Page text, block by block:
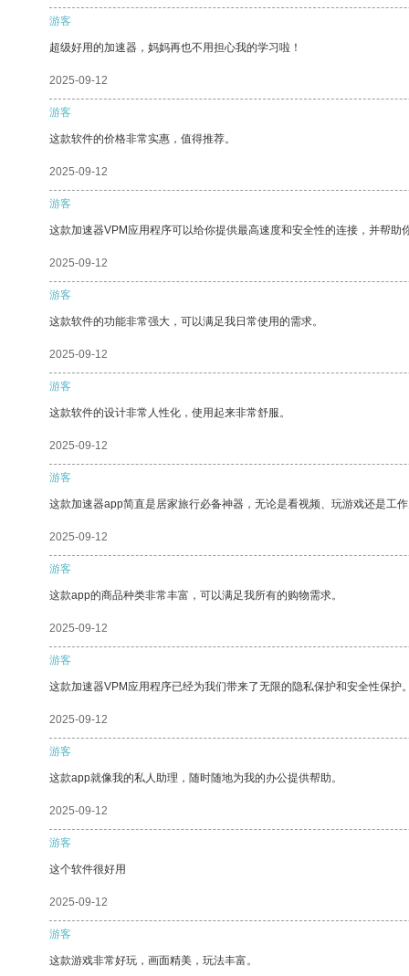
游客
超级好用的加速器，妈妈再也不用担心我的学习啦！
2025-09-12
游客
这款软件的价格非常实惠，值得推荐。
2025-09-12
游客
这款加速器VPM应用程序可以给你提供最高速度和安全性的连接，并帮助
2025-09-12
游客
这款软件的功能非常强大，可以满足我日常使用的需求。
2025-09-12
游客
这款软件的设计非常人性化，使用起来非常舒服。
2025-09-12
游客
这款加速器app简直是居家旅行必备神器，无论是看视频、玩游戏还是工
2025-09-12
游客
这款app的商品种类非常丰富，可以满足我所有的购物需求。
2025-09-12
游客
这款加速器VPM应用程序已经为我们带来了无限的隐私保护和安全性保护
2025-09-12
游客
这款app就像我的私人助理，随时随地为我的办公提供帮助。
2025-09-12
游客
这个软件很好用
2025-09-12
游客
这款游戏非常好玩，画面精美，玩法丰富。